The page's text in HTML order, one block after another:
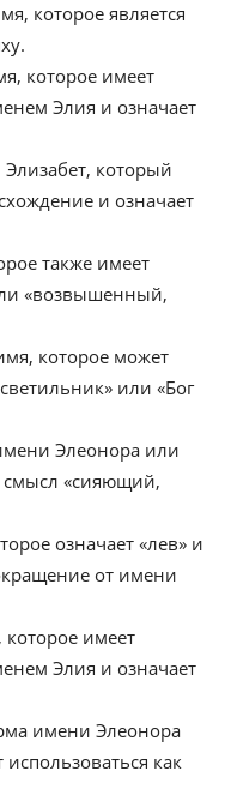
которое является
которое имеет
Элия и означает
который
и означает
также имеет
«возвышенный,
которое может
или «Бог
Элеонора или
смысл «сияющий,
означает «лев» и
от имени
имеет
Элия и означает
имени Элеонора
как